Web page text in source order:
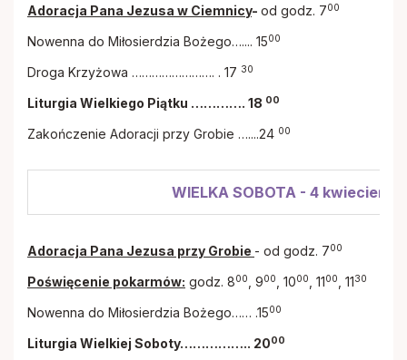
Adoracja Pana Jezusa w Ciemnicy- od godz. 700
Nowenna do Miłosierdzia Bożego….... 1500
Droga Krzyżowa ……………………. . 17 30
Liturgia Wielkiego Piątku …………. 18 00
Zakończenie Adoracji przy Grobie …....24 00
WIELKA SOBOTA - 4 kwiecień
Adoracja Pana Jezusa przy Grobie - od godz. 700
Poświęcenie pokarmów: godz. 800 , 900 , 1000 , 1100 , 1130
Nowenna do Miłosierdzia Bożego…… .1500
Liturgia Wielkiej Soboty…………….. 2000